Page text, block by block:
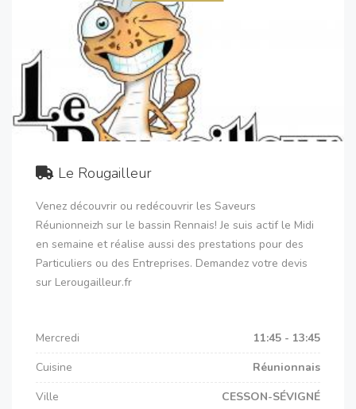
Le Rougailleur
Venez découvrir ou redécouvrir les Saveurs
Réunionneizh sur le bassin Rennais! Je suis actif le Midi
en semaine et réalise aussi des prestations pour des
Particuliers ou des Entreprises. Demandez votre devis
sur Lerougailleur.fr
Mercredi
11:45 - 13:45
Cuisine
Réunionnais
Ville
CESSON-SÉVIGNÉ